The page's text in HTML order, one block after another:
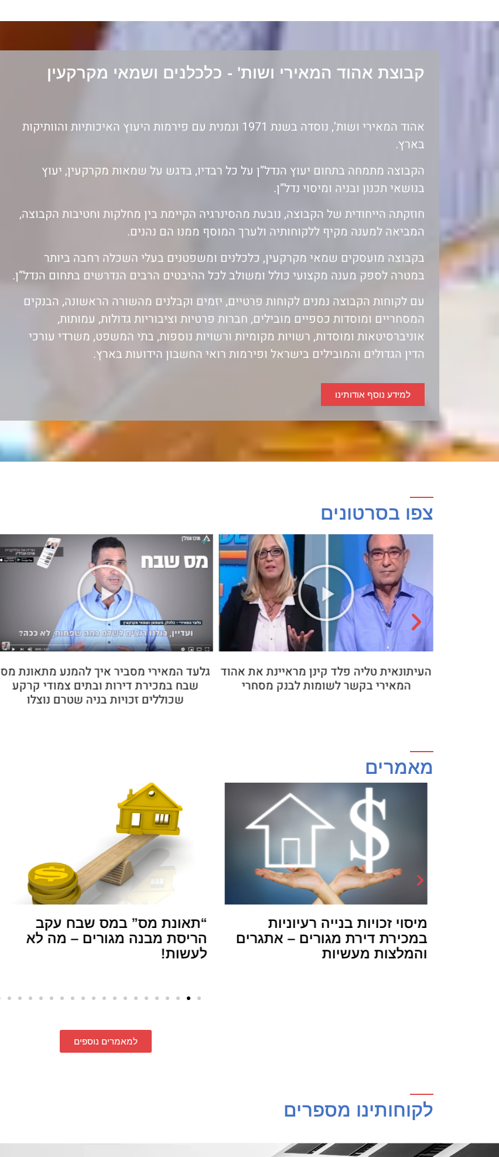
קבוצת אהוד המאירי ושות' - כלכלנים ושמאי מקרקעין
אהוד המאירי ושות’, נוסדה בשנת 1971 ונמנית עם פירמות היעוץ האיכותיות והוותיקות
בארץ.
הקבוצה מתמחה בתחום יעוץ הנדל”ן על כל רבדיו, בדגש על שמאות מקרקעין, יעוץ
בנושאי תכנון ובניה ומיסוי נדל”ן.
חוזקתה הייחודית של הקבוצה, נובעת מהסינרגיה הקיימת בין מחלקות וחטיבות הקבוצה,
המביאה למענה מקיף ללקוחותיה ולערך המוסף ממנו הם נהנים.
בקבוצה מועסקים שמאי מקרקעין, כלכלנים ומשפטנים בעלי השכלה רחבה ביותר
במטרה לספק מענה מקצועי כולל ומשולב לכל ההיבטים הרבים הנדרשים בתחום הנדל”ן.
עם לקוחות הקבוצה נמנים לקוחות פרטיים, יזמים וקבלנים מהשורה הראשונה, הבנקים
המסחריים ומוסדות כספיים מובילים, חברות פרטיות וציבוריות גדולות, עמותות,
אוניברסיטאות ומוסדות, רשויות מקומיות ורשויות נוספות, בתי המשפט, משרדי עורכי
הדין הגדולים והמובילים בישראל ופירמות רואי החשבון הידועות בארץ.
למידע נוסף אודותינו
צפו בסרטונים
העיתונאית טליה פלד קינן מראיינת את אהוד
המאירי בקשר לשומות לבנק מסחרי
גלעד המאירי מסביר איך להמנע מתאונת מס
שבח במכירת דירות ובתים צמודי קרקע
שכוללים זכויות בניה שטרם נוצלו
מאמרים
מיסוי זכויות בנייה רעיוניות
במכירת דירת מגורים – אתגרים
והמלצות מעשיות
“תאונת מס” במס שבח עקב
הריסת מבנה מגורים – מה לא
לעשות!
למאמרים נוספים
לקוחותינו מספרים